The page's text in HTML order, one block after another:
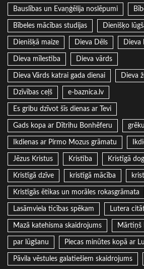
Bauslības un Evaņģēlija noslēpumi
Bībeles mācības studijas Dienišķo
Dienišķā maize Dieva Dēls Dieva
Dieva mīlestība Dieva vārds
Dieva Vārds katrai gada dienai Dieva
Dzīvības ceļš e-baznica.lv
Es gribu dzīvot šīs dienas ar Tevi
Gads kopa ar Dītrihu Bonhēferu
Ikdienas ar Pirmo Mozus grāmatu
Jēzus Kristus Kristība Kristīgā
Kristīgā dzīve kristīgā mācība
Kristīgās ētikas un morāles rokasgrāmata
Lasāmviela ticības spēkam Lutera
Mazā katehisma skaidrojums Mārtiņš
par lūgšanu Piecas minūtes kopā ar
Pāvila vēstules galatiešiem skaidrojums